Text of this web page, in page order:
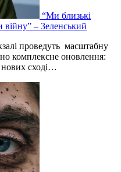
“Ми близькі
– Зеленський
проведуть масштабну
комплексне оновлення:
нових сході…